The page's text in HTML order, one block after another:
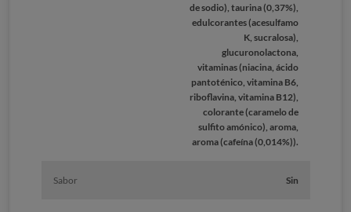
de sodio), taurina (0,37%),
edulcorantes (acesulfamo
K, sucralosa),
glucuronolactona,
vitaminas (niacina, ácido
pantoténico, vitamina B6,
riboflavina, vitamina B12),
colorante (caramelo de
sulfito amónico), aroma,
aroma (cafeína (0,014%)).
Sabor Sin